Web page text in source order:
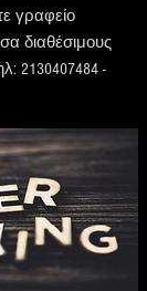
γραφείο
διαθέσιμους
2130407484 -